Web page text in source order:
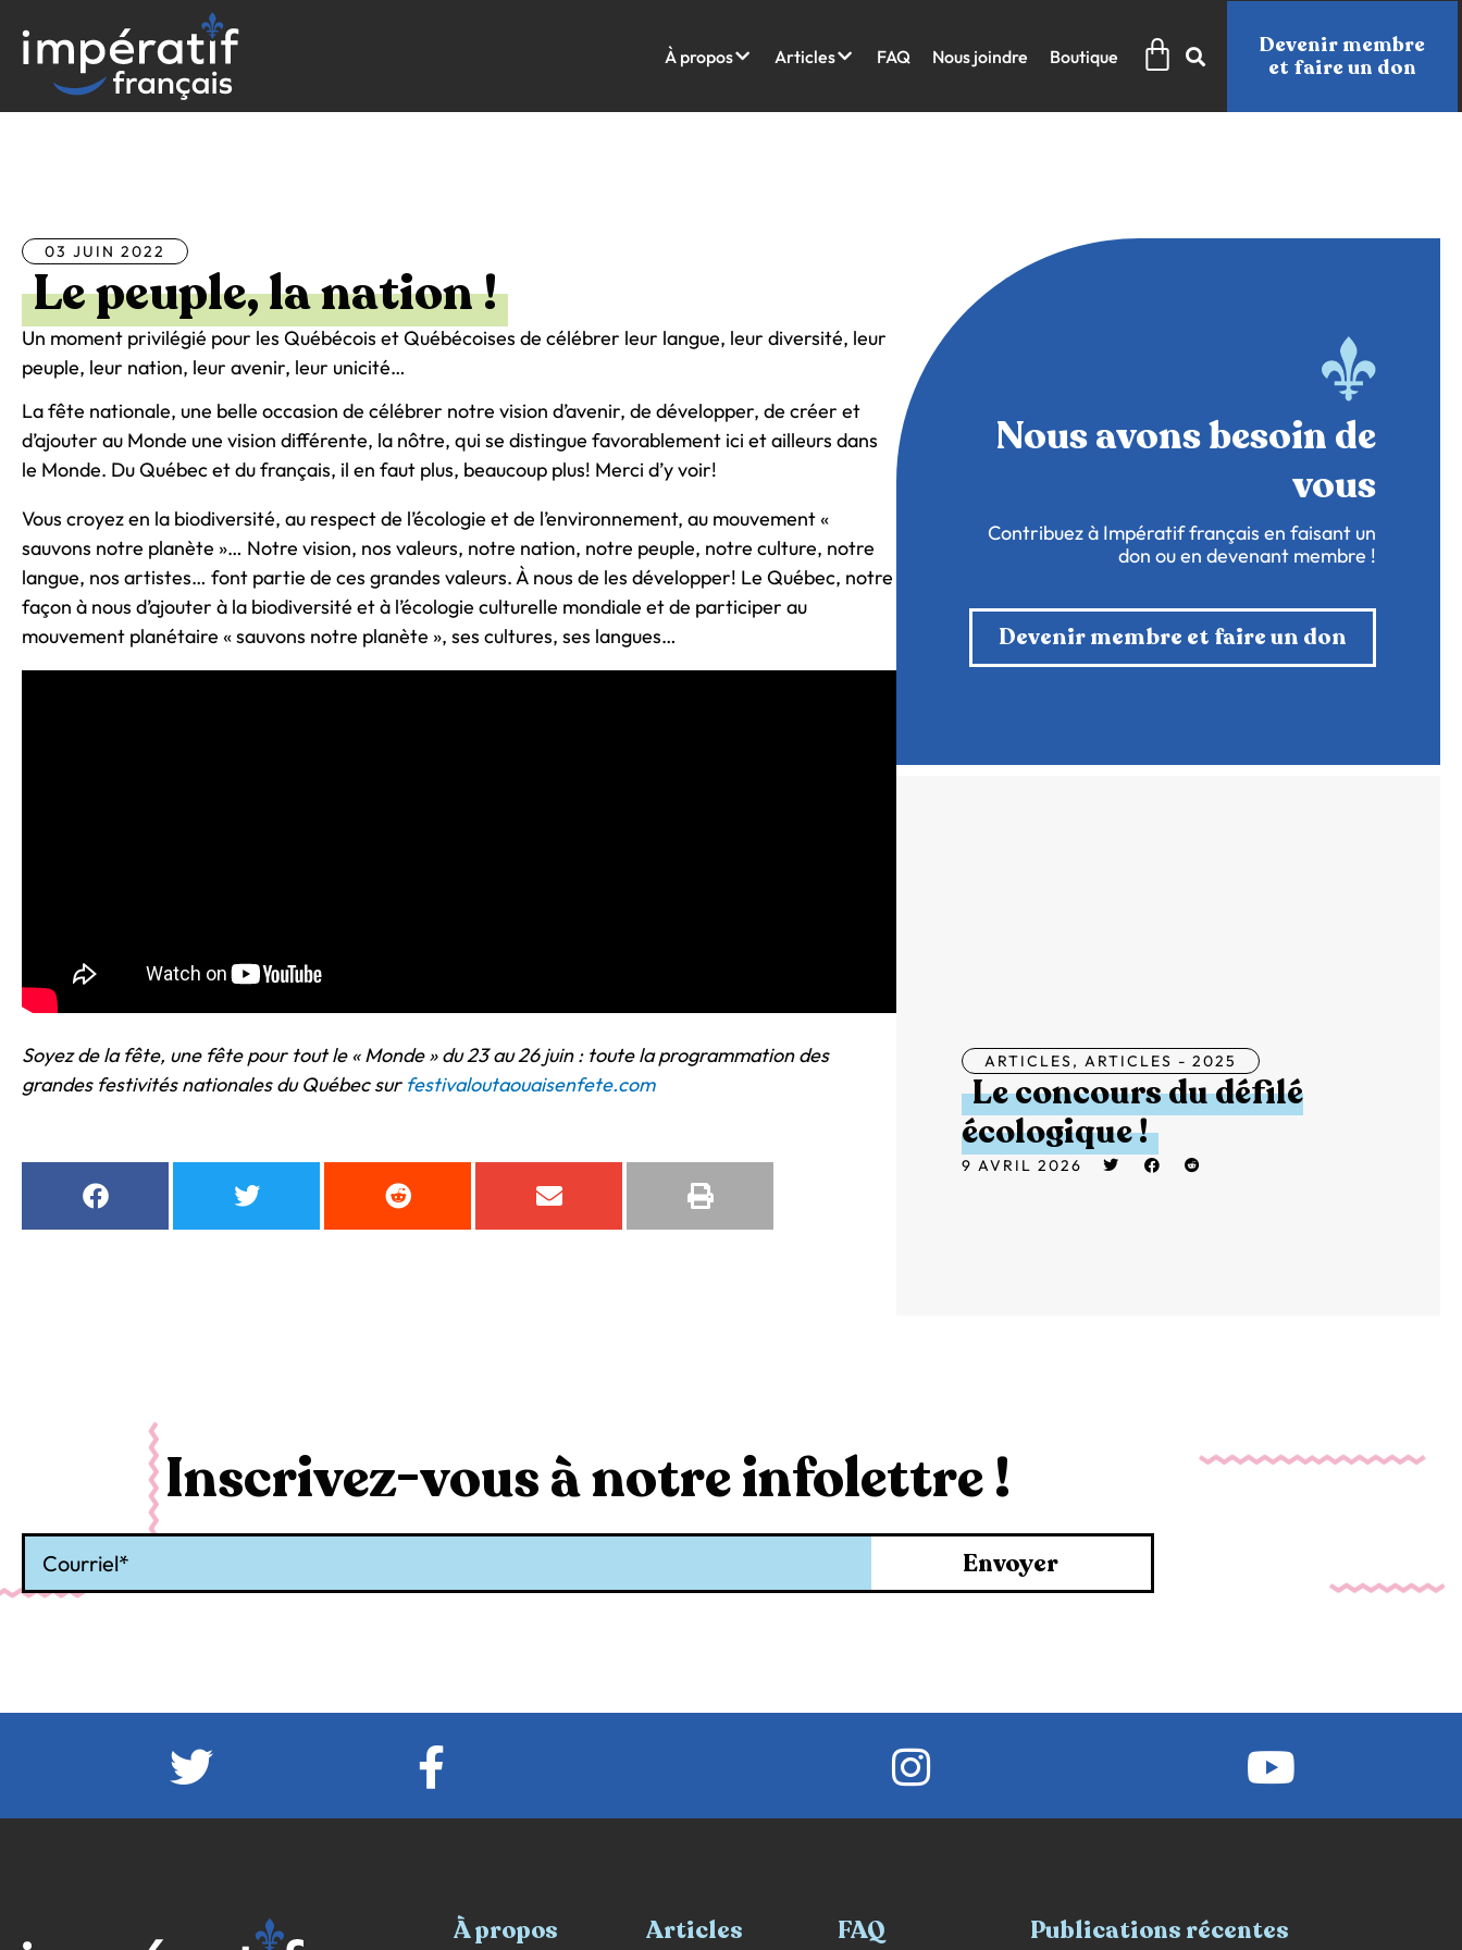
contenu
À propos Articles FAQ Nous joindre Boutique Panier
Devenir membre
et faire un don
03 JUIN 2022
Le peuple, la nation !
Un moment privilégié pour les Québécois et Québécoises de célébrer leur langue, leur diversité, leur
peuple, leur nation, leur avenir, leur unicité…
La fête nationale, une belle occasion de célébrer notre vision d’avenir, de développer, de créer et
d’ajouter au Monde une vision différente, la nôtre, qui se distingue favorablement ici et ailleurs dans
le Monde. Du Québec et du français, il en faut plus, beaucoup plus! Merci d’y voir!
Vous croyez en la biodiversité, au respect de l’écologie et de l’environnement, au mouvement «
sauvons notre planète »… Notre vision, nos valeurs, notre nation, notre peuple, notre culture, notre
langue, nos artistes… font partie de ces grandes valeurs. À nous de les développer! Le Québec, notre
façon à nous d’ajouter à la biodiversité et à l’écologie culturelle mondiale et de participer au
mouvement planétaire « sauvons notre planète », ses cultures, ses langues…
Soyez de la fête, une fête pour tout le « Monde » du 23 au 26 juin : toute la programmation des
grandes festivités nationales du Québec sur festivaloutaouaisenfete.com
Nous avons besoin de
vous
Contribuez à Impératif français en faisant un
don ou en devenant membre !
Devenir membre et faire un don
ARTICLES, ARTICLES - 2025
Le concours du défilé
écologique !
9 AVRIL 2026
Inscrivez-vous à notre infolettre !
Envoyer
À propos Articles FAQ Publications récentes